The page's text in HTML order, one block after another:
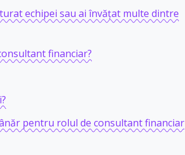
echipei sau ai învățat multe dintre
financiar?
pentru rolul de consultant financiar